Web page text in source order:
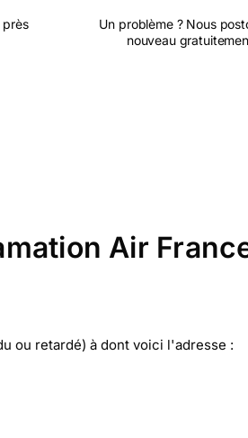
près
Un problème ? Nous
nouveau
Air
ou retardé) à dont voici l'adresse :